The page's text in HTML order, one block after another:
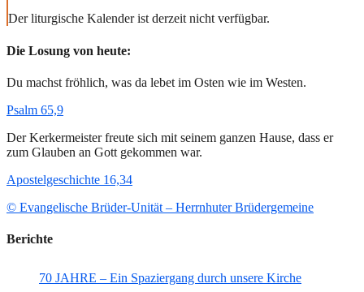
Der liturgische Kalender ist derzeit nicht verfügbar.
Die Losung von heute:
Du machst fröhlich, was da lebet im Osten wie im Westen.
Psalm 65,9
Der Kerkermeister freute sich mit seinem ganzen Hause, dass er
zum Glauben an Gott gekommen war.
Apostelgeschichte 16,34
© Evangelische Brüder-Unität – Herrnhuter Brüdergemeine
Berichte
70 JAHRE – Ein Spaziergang durch unsere Kirche